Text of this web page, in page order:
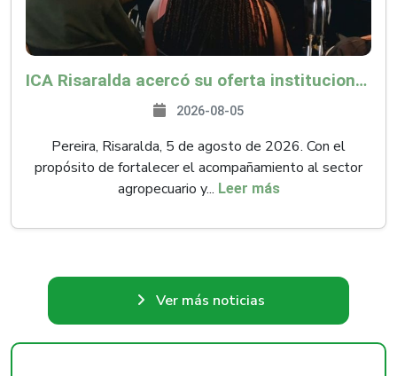
ICA Risaralda acercó su oferta institucional a productores y emprendedores en Expocamello
2026-08-05
Pereira, Risaralda, 5 de agosto de 2026. Con el
propósito de fortalecer el acompañamiento al sector
agropecuario y... Leer más
Ver más noticias